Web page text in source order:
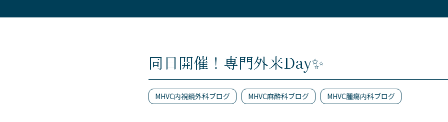
同日開催！専門外来Day✨
MHVC内視鏡外科ブログ MHVC麻酔科ブログ MHVC腫瘍内科ブログ